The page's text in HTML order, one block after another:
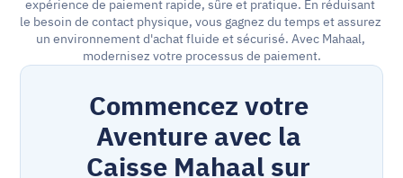
expérience de paiement rapide, sûre et pratique. En réduisant
le besoin de contact physique, vous gagnez du temps et assurez
un environnement d'achat fluide et sécurisé. Avec Mahaal,
modernisez votre processus de paiement.
Commencez votre
Aventure avec la